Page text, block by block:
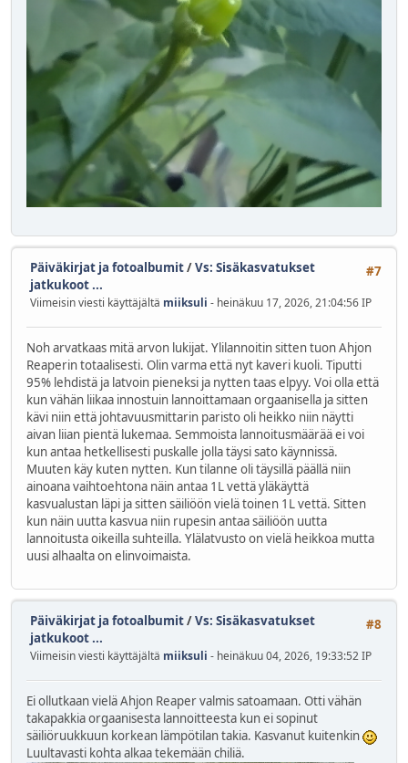
#7
Päiväkirjat ja fotoalbumit/Vs: Sisäkasvatukset
jatkukoot ...
Viimeisin viesti käyttäjältä miiksuli - heinäkuu 17, 2026, 21:04:56 IP
Noh arvatkaas mitä arvon lukijat. Ylilannoitin sitten tuon Ahjon
Reaperin totaalisesti. Olin varma että nyt kaveri kuoli. Tiputti
95% lehdistä ja latvoin pieneksi ja nytten taas elpyy. Voi olla että
kun vähän liikaa innostuin lannoittamaan orgaanisella ja sitten
kävi niin että johtavuusmittarin paristo oli heikko niin näytti
aivan liian pientä lukemaa. Semmoista lannoitusmäärää ei voi
kun antaa hetkellisesti puskalle jolla täysi sato käynnissä.
Muuten käy kuten nytten. Kun tilanne oli täysillä päällä niin
ainoana vaihtoehtona näin antaa 1L vettä yläkäyttä
kasvualustan läpi ja sitten säiliöön vielä toinen 1L vettä. Sitten
kun näin uutta kasvua niin rupesin antaa säiliöön uutta
lannoitusta oikeilla suhteilla. Ylälatvusto on vielä heikkoa mutta
uusi alhaalta on elinvoimaista.
#8
Päiväkirjat ja fotoalbumit/Vs: Sisäkasvatukset
jatkukoot ...
Viimeisin viesti käyttäjältä miiksuli - heinäkuu 04, 2026, 19:33:52 IP
Ei ollutkaan vielä Ahjon Reaper valmis satoamaan. Otti vähän
takapakkia orgaanisesta lannoitteesta kun ei sopinut
säiliöruukkuun korkean lämpötilan takia. Kasvanut kuitenkin
Luultavasti kohta alkaa tekemään chiliä.